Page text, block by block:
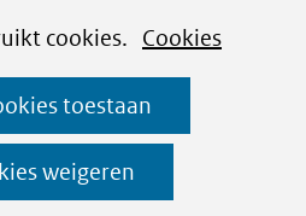
cookies. Cookies
toestaan
weigeren
Ga
naar
de
inhoud